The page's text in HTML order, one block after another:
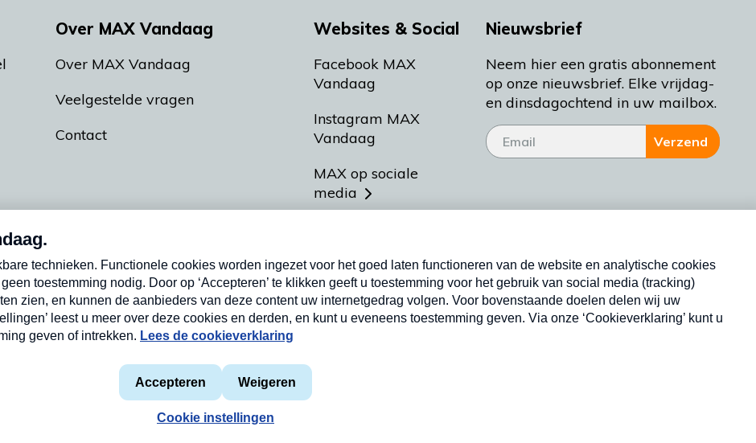
Over MAX Vandaag
Over MAX Vandaag
Veelgestelde vragen
Contact
Websites & Social
Facebook MAX
Vandaag
Instagram MAX
Vandaag
MAX op sociale
media
Meldpunt Actueel
Heel Holland Bakt
Nieuwsbrief
Neem hier een gratis abonnement
op onze nieuwsbrief. Elke vrijdag-
en dinsdagochtend in uw mailbox.
Verzend
Privacyverklaring
Cookieverklaring
Nieuwsbrief
Neem hier een gratis abonnement op onze